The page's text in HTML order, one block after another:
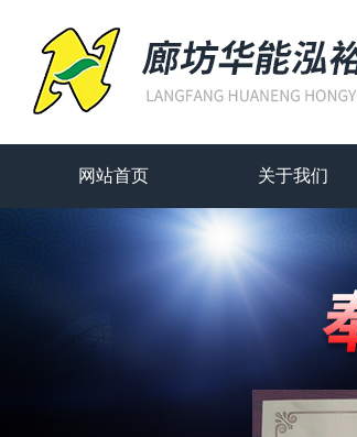
网站首页 关于我们